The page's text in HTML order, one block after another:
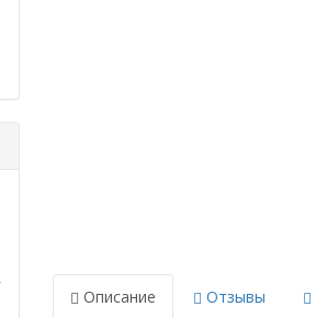
Описание Отзывы